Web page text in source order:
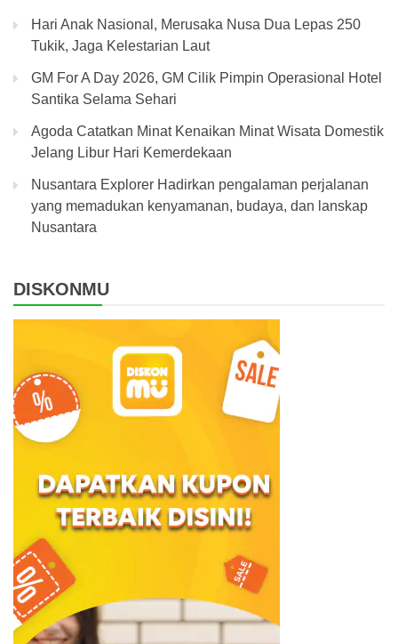
Hari Anak Nasional, Merusaka Nusa Dua Lepas 250
Tukik, Jaga Kelestarian Laut
GM For A Day 2026, GM Cilik Pimpin Operasional Hotel
Santika Selama Sehari
Agoda Catatkan Minat Kenaikan Minat Wisata Domestik
Jelang Libur Hari Kemerdekaan
Nusantara Explorer Hadirkan pengalaman perjalanan
yang memadukan kenyamanan, budaya, dan lanskap
Nusantara
DISKONMU